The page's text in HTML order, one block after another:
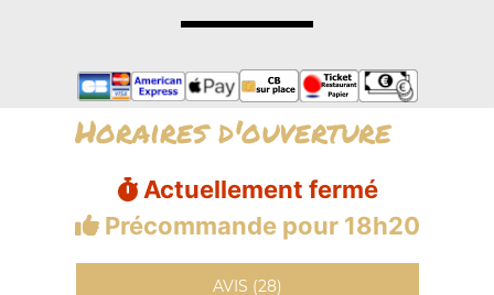
Horaires d'ouverture
Actuellement fermé
Précommande pour 18h20
AVIS (28)